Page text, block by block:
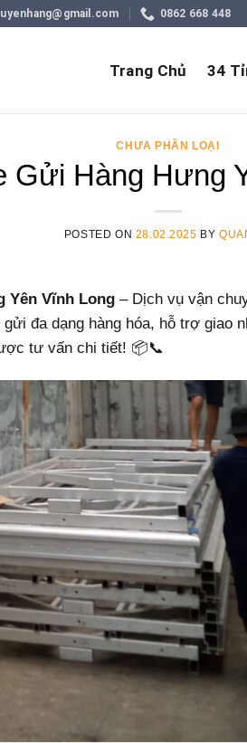
0862 668 448
Trang Chủ 34
CHƯA PHÂN LOẠI
Gửi Hàng Hưng
POSTED ON 28.02.2025 BY
Yên Vĩnh Long – Dịch vụ vận
đa dạng hàng hóa, hỗ trợ giao
tư vấn chi tiết! 📦📞